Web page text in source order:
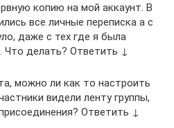
копию на мой аккаунт. В
все личные переписка а с
даже с тех где я была
Что делать? Ответить ↓
можно ли как то настроить
видели ленту группы,
Ответить ↓